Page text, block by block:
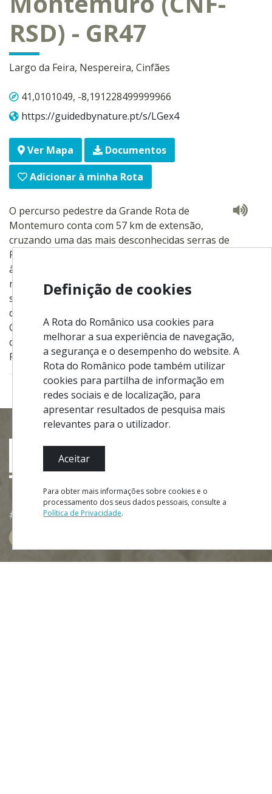
RSD) - GR47
Largo da Feira, Nespereira, Cinfães
41,0101049, -8,191228499999966
https://guidedbynature.pt/s/LGex4
Ver Mapa
Documentos
Adicionar à minha Rota
O percurso pedestre da Grande Rota de
Montemuro conta com 57 km de extensão,
cruzando uma das mais desconhecidas serras de
Portugal. Tem duas variantes que fazem a ligação
às vilas de Cinfães e Resende, com 9,1 e 13,9 km,
respetivamente. Os principais locais de passagem
são o alto de Nossa Senhora do Castelo, as Portas
de Montemuro, o vale do rio Bestança, a aldeia da
Gralheira, a Lagoa D. João, a Igreja de São Martinho
de Mouros, que integra a Rota do Românico, e
Porto de Rei, nas margens do rio Douro.
#ROT ADOROMANICO
Definição de cookies
A Rota do Românico usa cookies para
melhorar a sua experiência de navegação,
a segurança e o desempenho do website. A
Rota do Românico pode também utilizar
cookies para partilha de informação em
redes sociais e de localização, para
apresentar resultados de pesquisa mais
relevantes para o utilizador.
Aceitar
Para obter mais informações sobre cookies e o
processamento dos seus dados pessoais, consulte a
Política de Privacidade.